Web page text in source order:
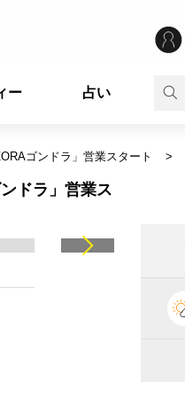
ー 占い
ゴンドラ」営業スタート
ドラ」営業ス